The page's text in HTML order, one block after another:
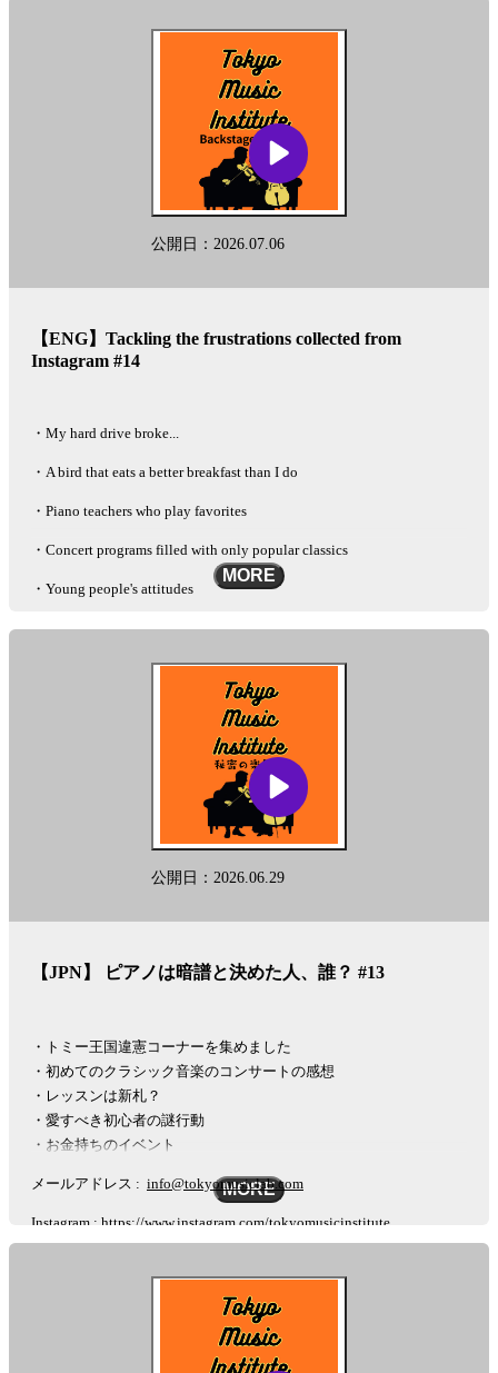
このポッドキャストはAIを活用した多言語変換ツール「リングイイ
ネ！」を用いて英語に自動変換されております。固有名詞など翻訳
に多少の差が生じることを予めご了承下さい。
This podcast is automatically converted into English using the AI-based
other-language conversion tool "Lingueene! "Please note that there may
be some differences in translation, such as proper nouns.
omnystudio.com/listenerfor privacy information.
公開日：2026.07.06
【ENG】Tackling the frustrations collected from
Instagram #14
・My hard drive broke...
・A bird that eats a better breakfast than I do
・Piano teachers who play favorites
・Concert programs filled with only popular classics
・Young people's attitudes
・Relatives asking, "So, have you found someone yet?"
info@tokyomusiclab.com
https://www.instagram.com/tokyomusicinstitute
This podcast is automatically converted into English using the AI-based
other-language conversion tool "Lingueene! "Please note that there may
be some differences in translation, such as proper nouns.
omnystudio.com/listenerfor privacy information.
MORE
公開日：2026.06.29
【JPN】 ピアノは暗譜と決めた人、誰？ #13
・トミー王国違憲コーナーを集めました
・初めてのクラシック音楽のコンサートの感想
・レッスンは新札？
・愛すべき初心者の謎行動
・お金持ちのイベント
メールアドレス : info@tokyomusiclab.com
Instagram : https://www.instagram.com/tokyomusicinstitute
このポッドキャストはAIを活用した多言語変換ツール「リングイイ
ネ！」を用いて英語に自動変換されております。固有名詞など翻訳
MORE